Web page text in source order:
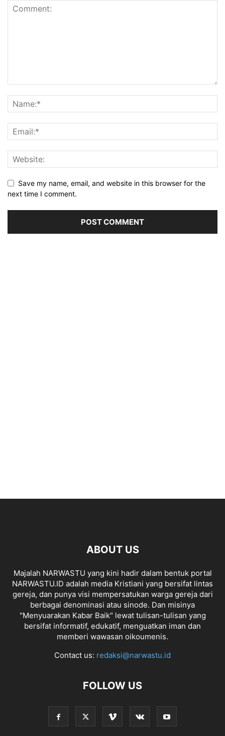
Save my name, email, and website in this browser for the
next time I comment.
ABOUT US
Majalah NARWASTU yang kini hadir dalam bentuk portal
NARWASTU.ID adalah media Kristiani yang bersifat lintas
gereja, dan punya visi mempersatukan warga gereja dari
berbagai denominasi atau sinode. Dan misinya
"Menyuarakan Kabar Baik" lewat tulisan-tulisan yang
bersifat informatif, edukatif, menguatkan iman dan
memberi wawasan oikoumenis.
Contact us: redaksi@narwastu.id
FOLLOW US